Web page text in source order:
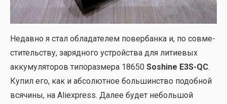
Недав­но я стал обла­да­те­лем повер­бан­ка и, по сов­ме­
сти­тель­ству, заряд­но­го устрой­ства для лити­е­вых
акку­му­ля­то­ров типо­раз­ме­ра 18650 Soshine E3S-QC.
Купил его, как и абсо­лют­ное боль­шин­ство подоб­ной
вся­чи­ны, на Aliexpress. Далее будет неболь­шой